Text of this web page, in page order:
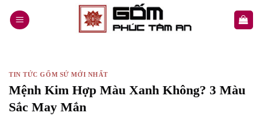
TIN TỨC GỐM SỨ MỚI NHẤT
Mệnh Kim Hợp Màu Xanh Không? 3 Màu
Sắc May Mắn